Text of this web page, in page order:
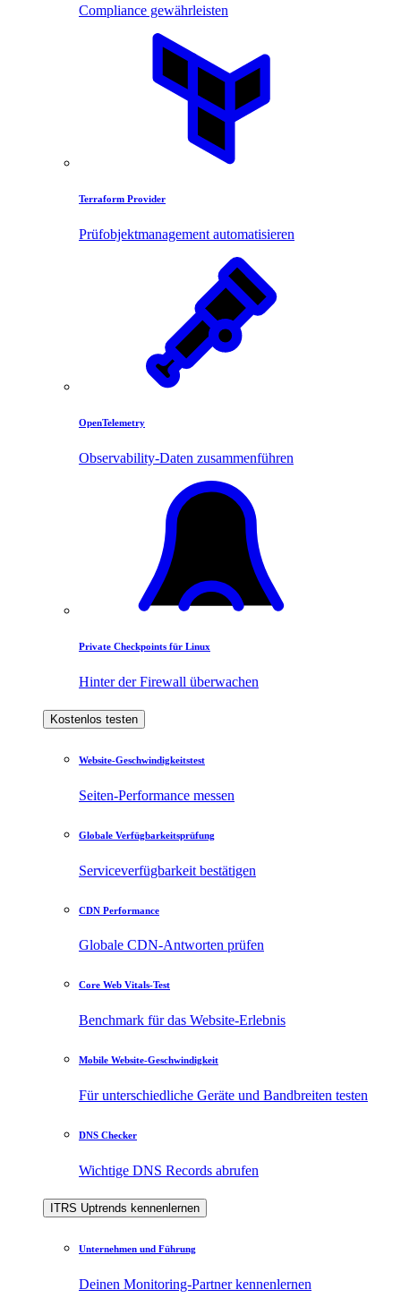
Compliance gewährleisten
Terraform Provider
Prüfobjektmanagement automatisieren
OpenTelemetry
Observability-Daten zusammenführen
Private Checkpoints für Linux
Hinter der Firewall überwachen
Kostenlos testen
Website-Geschwindigkeitstest
Seiten-Performance messen
Globale Verfügbarkeitsprüfung
Serviceverfügbarkeit bestätigen
CDN Performance
Globale CDN-Antworten prüfen
Core Web Vitals-Test
Benchmark für das Website-Erlebnis
Mobile Website-Geschwindigkeit
Für unterschiedliche Geräte und Bandbreiten testen
DNS Checker
Wichtige DNS Records abrufen
ITRS Uptrends kennenlernen
Unternehmen und Führung
Deinen Monitoring-Partner kennenlernen